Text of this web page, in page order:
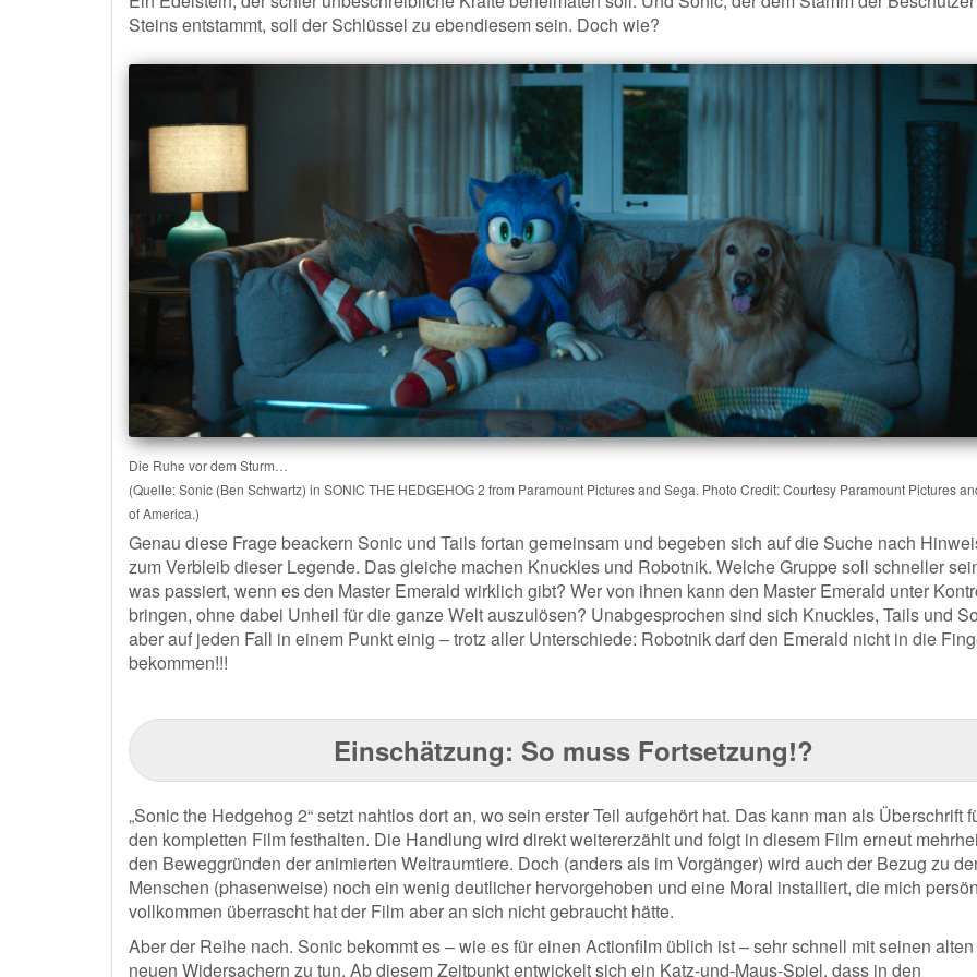
Steins entstammt, soll der Schlüssel zu ebendiesem sein. Doch wie?
Die Ruhe vor dem Sturm…
(Quelle: Sonic (Ben Schwartz) in SONIC THE HEDGEHOG 2 from Paramount Pictures and Sega. Photo Credit: Courtesy Paramount Pictures
of America.)
Genau diese Frage beackern Sonic und Tails fortan gemeinsam und begeben sich auf die Suche nach
zum Verbleib dieser Legende. Das gleiche machen Knuckles und Robotnik. Welche Gruppe soll schneller
was passiert, wenn es den Master Emerald wirklich gibt? Wer von ihnen kann den Master Emerald unter
bringen, ohne dabei Unheil für die ganze Welt auszulösen? Unabgesprochen sind sich Knuckles, Tails und
aber auf jeden Fall in einem Punkt einig – trotz aller Unterschiede: Robotnik darf den Emerald nicht in die
bekommen!!!
Einschätzung: So muss Fortsetzung!?
„Sonic the Hedgehog 2“ setzt nahtlos dort an, wo sein erster Teil aufgehört hat. Das kann man als Überschrift
den kompletten Film festhalten. Die Handlung wird direkt weitererzählt und folgt in diesem Film erneut
den Beweggründen der animierten Weltraumtiere. Doch (anders als im Vorgänger) wird auch der Bezug zu
Menschen (phasenweise) noch ein wenig deutlicher hervorgehoben und eine Moral installiert, die mich
vollkommen überrascht hat der Film aber an sich nicht gebraucht hätte.
Aber der Reihe nach. Sonic bekommt es – wie es für einen Actionfilm üblich ist – sehr schnell mit seinen
neuen Widersachern zu tun. Ab diesem Zeitpunkt entwickelt sich ein Katz-und-Maus-Spiel, dass in den